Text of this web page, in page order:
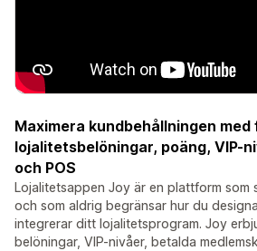
Maximera kundbehållningen med
lojalitetsbelöningar, poäng, VIP-
och POS
Lojalitetsappen Joy är en plattform som
och som aldrig begränsar hur du
integrerar ditt lojalitetsprogram. Joy
belöningar, VIP-nivåer, betalda